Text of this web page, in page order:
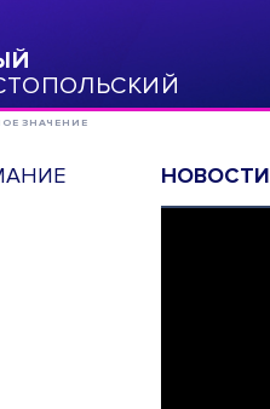
ЗНАЧЕНИЕ
НОВОСТИ